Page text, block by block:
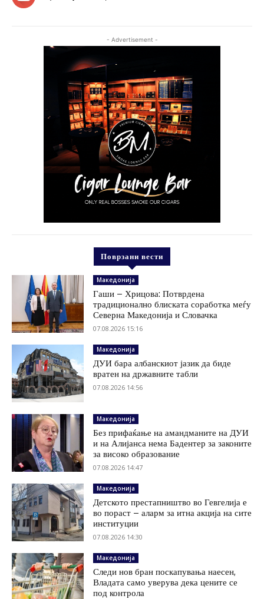
- Advertisement -
Поврзани вести
Македонија
Гаши – Хрицова: Потврдена
традиционално блиската соработка меѓу
Северна Македонија и Словачка
07.08.2026 15:16
Македонија
ДУИ бара албанскиот јазик да биде
вратен на државните табли
07.08.2026 14:56
Македонија
Без прифаќање на амандманите на ДУИ
и на Алијанса нема Бадентер за законите
за високо образование
07.08.2026 14:47
Македонија
Детското престапништво во Гевгелија е
во пораст – аларм за итна акција на сите
институции
07.08.2026 14:30
Македонија
Следи нов бран поскапувања наесен,
Владата само уверува дека цените се
под контрола